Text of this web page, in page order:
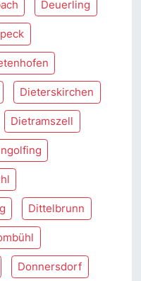
Deuerling
Dieterskirchen
Dietramszell
Dittelbrunn
Donnersdorf